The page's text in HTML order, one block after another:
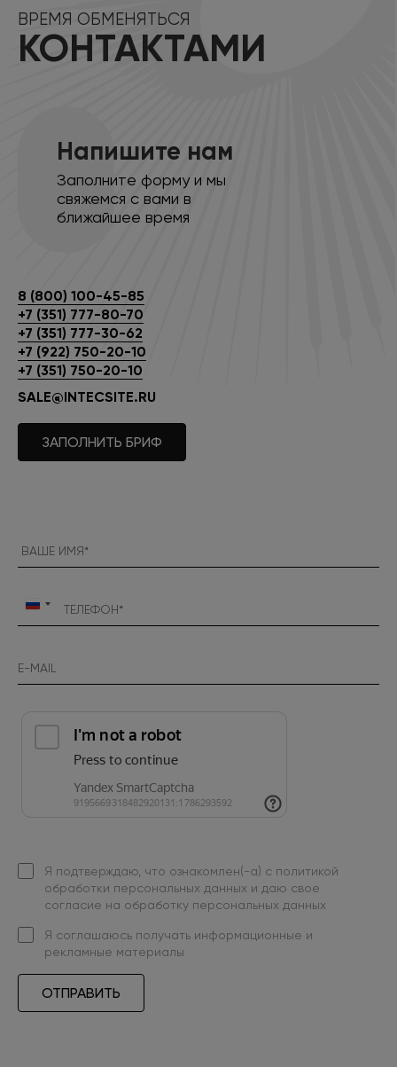
ВРЕМЯ ОБМЕНЯТЬСЯ
КОНТАКТАМИ
Напишите нам
Заполните форму и мы
свяжемся с вами в
ближайшее время
8 (800) 100-45-85
+7 (351) 777-80-70
+7 (351) 777-30-62
+7 (922) 750-20-10
+7 (351) 750-20-10
SALE@INTECSITE.RU
ЗАПОЛНИТЬ БРИФ
Россия
Я подтверждаю, что ознакомлен(-а) с политикой
обработки персональных данных и даю свое
согласие на обработку персональных данных
Я соглашаюсь получать информационные и
рекламные материалы
ОТПРАВИТЬ